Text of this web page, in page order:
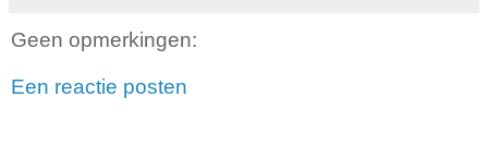
Geen opmerkingen:
Een reactie posten